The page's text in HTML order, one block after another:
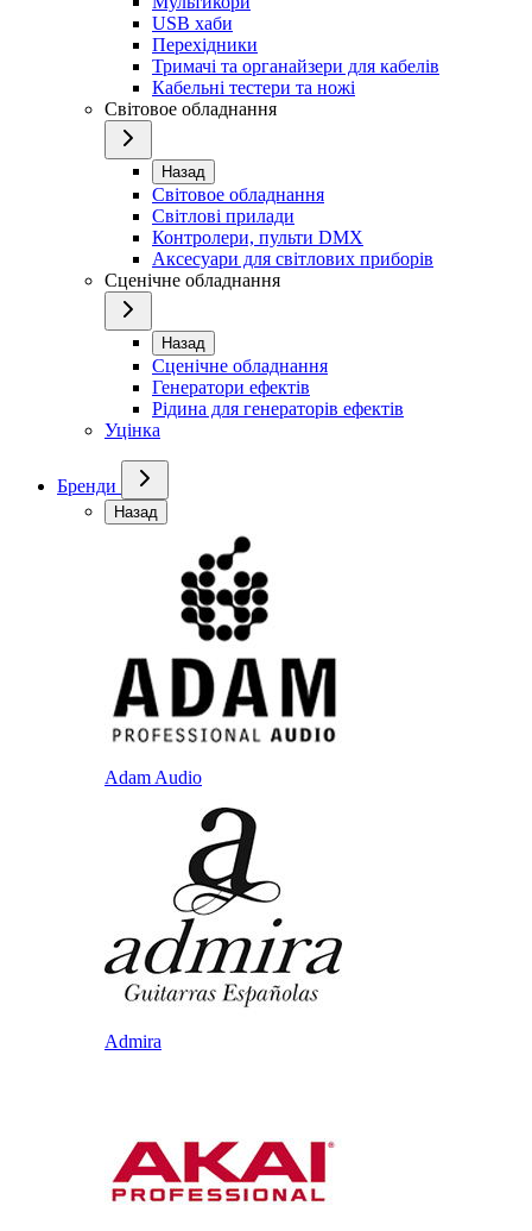
USB хаби
Перехідники
Тримачі та органайзери для кабелів
Кабельні тестери та ножі
Світовое обладнання
Назад
Світовое обладнання
Світлові прилади
Контролери, пульти DMX
Аксесуари для світлових приборів
Сценічне обладнання
Назад
Сценічне обладнання
Генератори ефектів
Рідина для генераторів ефектів
Уцінка
Бренди
Назад
Adam Audio
Admira